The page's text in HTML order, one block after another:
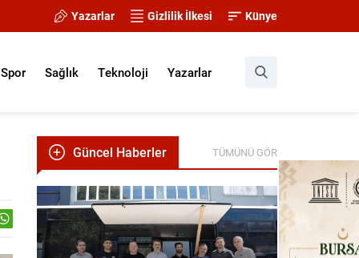
Yazarlar Gizlilik İlkesi Künye
Spor Sağlık Teknoloji Yazarlar
Güncel Haberler TÜMÜNÜ GÖR